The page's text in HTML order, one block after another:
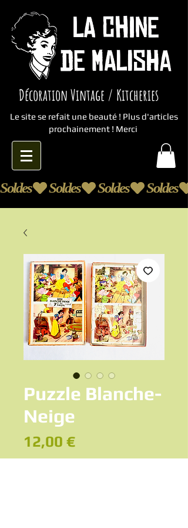
Décoration Vintage / Kitcheries
Le site se refait une beauté ! Plus d'articles
prochainement ! Merci
Soldes
Puzzle Blanche-
Neige
12,00 €Prix